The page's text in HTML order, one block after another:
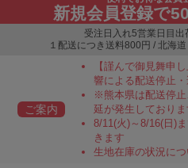
新規会員登録で
受注日入れ5営業日目出
１配送につき送料800円 / 北海
ご案内
【謹んで御見舞申
響による配送停止
※熊本県は配送停
延が発生しておりま
8/11(火)～8/16(日)
きます
生地在庫の状況に